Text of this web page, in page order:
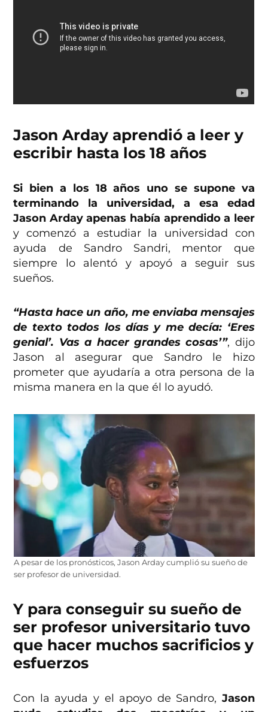
Jason Arday aprendió a leer y
escribir hasta los 18 años
Si bien a los 18 años uno se supone va
terminando la universidad, a esa edad
Jason Arday apenas había aprendido a leer
y comenzó a estudiar la universidad con
ayuda de Sandro Sandri, mentor que
siempre lo alentó y apoyó a seguir sus
sueños.
“Hasta hace un año, me enviaba mensajes
de texto todos los días y me decía: ‘Eres
genial’. Vas a hacer grandes cosas’”, dijo
Jason al asegurar que Sandro le hizo
prometer que ayudaría a otra persona de la
misma manera en la que él lo ayudó.
A pesar de los pronósticos, Jason Arday cumplió su sueño de
ser profesor de universidad.
Y para conseguir su sueño de
ser profesor universitario tuvo
que hacer muchos sacrificios y
esfuerzos
Con la ayuda y el apoyo de Sandro, Jason